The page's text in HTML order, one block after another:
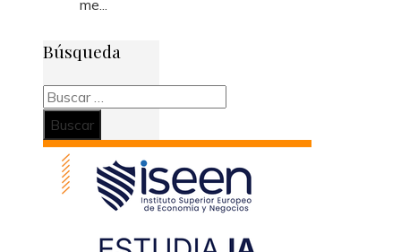
me...
Búsqueda
Buscar: